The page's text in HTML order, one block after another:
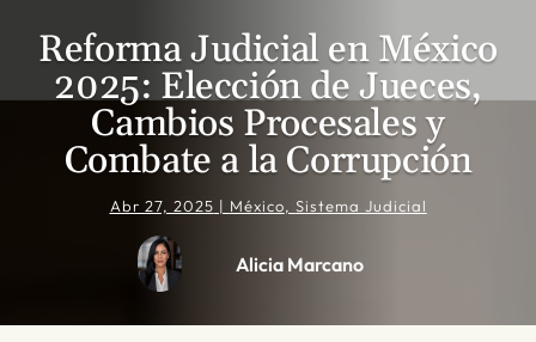
Reforma Judicial en México
2025: Elección de Jueces,
Cambios Procesales y
Combate a la Corrupción
Abr 27, 2025 | México, Sistema Judicial
Alicia Marcano